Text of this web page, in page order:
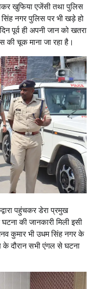
खुफिया एजेंसी तथा पुलिस
नगर पुलिस पर भी खड़े हो
पूर्व ही अपनी जान को खतरा
की चूक माना जा रहा है।
पहुंचकर डेरा प्रमुख
की जानकारी मिली इसी
कुमार भी उधम सिंह नगर के
के दौरान सभी एंगल से घटना